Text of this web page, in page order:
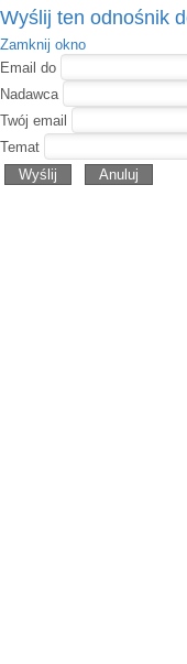
Wyślij ten odnośnik
Zamknij okno
Email do
Nadawca
Twój email
Temat
Wyślij
Anuluj